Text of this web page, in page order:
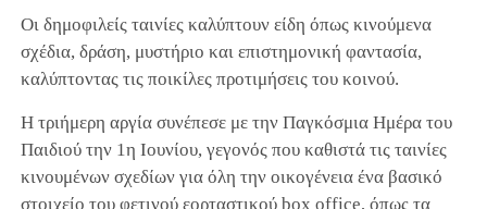
Οι δημοφιλείς ταινίες καλύπτουν είδη όπως κινούμενα
σχέδια, δράση, μυστήριο και επιστημονική φαντασία,
καλύπτοντας τις ποικίλες προτιμήσεις του κοινού.
Η τριήμερη αργία συνέπεσε με την Παγκόσμια Ημέρα του
Παιδιού την 1η Ιουνίου, γεγονός που καθιστά τις ταινίες
κινουμένων σχεδίων για όλη την οικογένεια ένα βασικό
στοιχείο του φετινού εορταστικού box office, όπως τα